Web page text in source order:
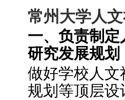
常州大学人
一、负责制
研究发展规划
做好学校人
规划等顶层设